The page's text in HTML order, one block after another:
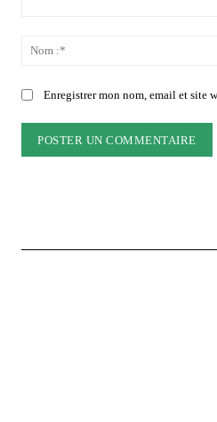
Enregistrer mon nom, email et site